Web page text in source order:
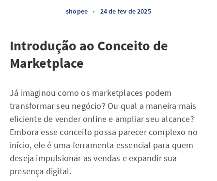
shopee • 24 de fev de 2025
Introdução ao Conceito de
Marketplace
Já imaginou como os marketplaces podem
transformar seu negócio? Ou qual a maneira mais
eficiente de vender online e ampliar seu alcance?
Embora esse conceito possa parecer complexo no
início, ele é uma ferramenta essencial para quem
deseja impulsionar as vendas e expandir sua
presença digital.